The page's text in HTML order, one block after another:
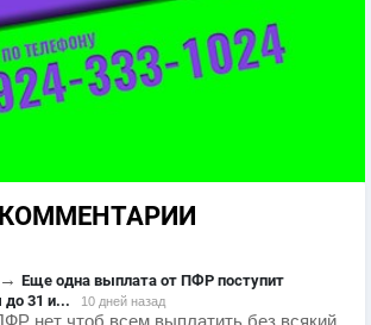
→ Еще одна выплата от ПФР поступит
до 31 и...
10 дней назад
нет чтоб всем выплатить без всякий